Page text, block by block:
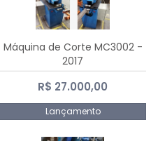
Máquina de Corte MC3002 -
2017
R$ 27.000,00
Lançamento